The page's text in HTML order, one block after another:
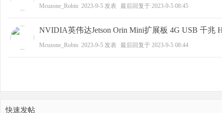
科
Mcuzone_Robin 2023-9-5 发表 最后回复于 2023-9-5 08:45
NVIDIA英伟达Jetson Orin Mini扩展板 4G USB 千兆
Mcuzone_Robin 2023-9-5 发表 最后回复于 2023-9-5 08:44
快速发帖